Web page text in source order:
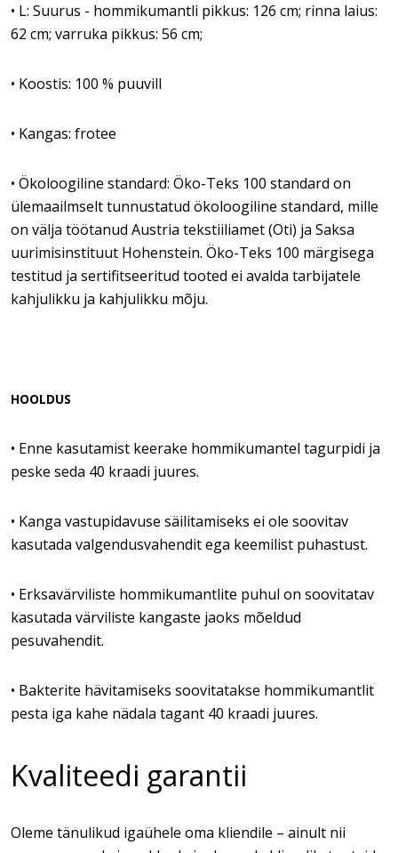
• L: Suurus - hommikumantli pikkus: 126 cm; rinna laius:
62 cm; varruka pikkus: 56 cm;
• Koostis: 100 % puuvill
• Kangas: frotee
• Ökoloogiline standard: Öko-Teks 100 standard on
ülemaailmselt tunnustatud ökoloogiline standard, mille
on välja töötanud Austria tekstiiliamet (Oti) ja Saksa
uurimisinstituut Hohenstein. Öko-Teks 100 märgisega
testitud ja sertifitseeritud tooted ei avalda tarbijatele
kahjulikku ja kahjulikku mõju.
HOOLDUS
• Enne kasutamist keerake hommikumantel tagurpidi ja
peske seda 40 kraadi juures.
• Kanga vastupidavuse säilitamiseks ei ole soovitav
kasutada valgendusvahendit ega keemilist puhastust.
• Erksavärviliste hommikumantlite puhul on soovitatav
kasutada värviliste kangaste jaoks mõeldud
pesuvahendit.
• Bakterite hävitamiseks soovitatakse hommikumantlit
pesta iga kahe nädala tagant 40 kraadi juures.
Kvaliteedi garantii
Oleme tänulikud igaühele oma kliendile – ainult nii